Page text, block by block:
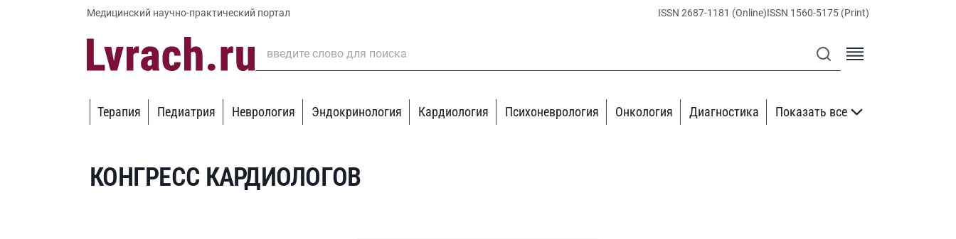
Медицинский научно-практический портал ISSN 2687-1181 (Online)ISSN 1560-5175 (Print)
Терапия Педиатрия Неврология Эндокринология Кардиология Психоневрология Онкология Диагностика Показать все
КОНГРЕСС КАРДИОЛОГОВ